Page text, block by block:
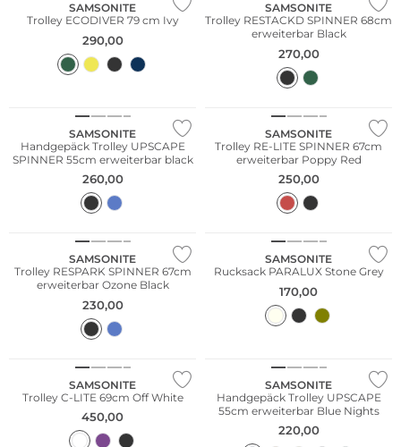
SAMSONITE
Trolley ECODIVER 79 cm Ivy
290,00
SAMSONITE
Trolley RESTACKD SPINNER 68cm
erweiterbar Black
270,00
SAMSONITE
Handgepäck Trolley UPSCAPE
SPINNER 55cm erweiterbar black
260,00
SAMSONITE
Trolley RE-LITE SPINNER 67cm
erweiterbar Poppy Red
250,00
SAMSONITE
Trolley RESPARK SPINNER 67cm
erweiterbar Ozone Black
230,00
SAMSONITE
Rucksack PARALUX Stone Grey
170,00
SAMSONITE
Trolley C-LITE 69cm Off White
450,00
SAMSONITE
Handgepäck Trolley UPSCAPE
55cm erweiterbar Blue Nights
220,00